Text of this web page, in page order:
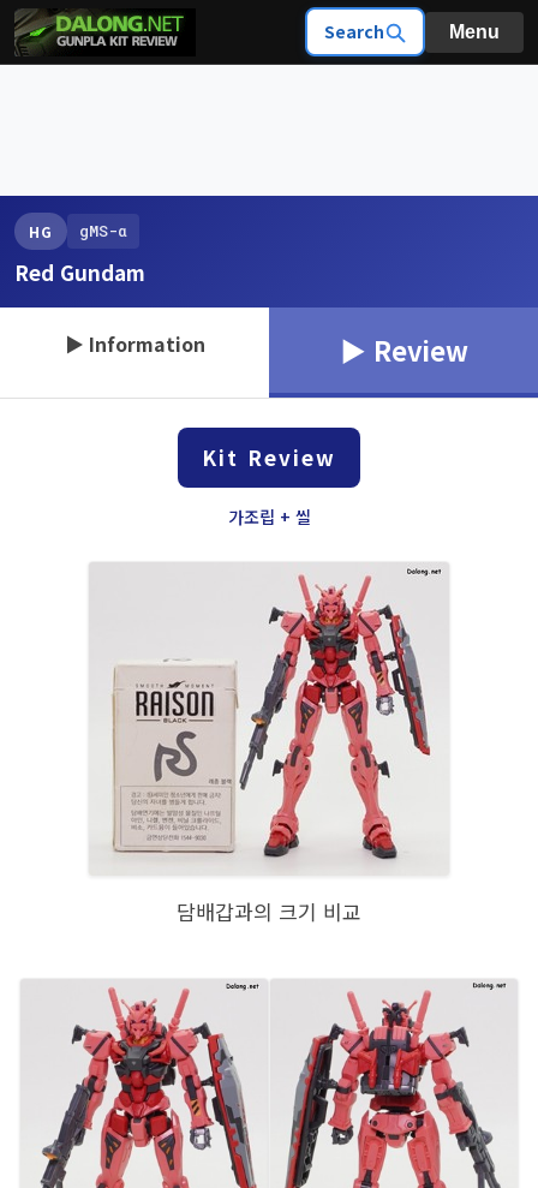
Search Menu
HG gMS-α
Red Gundam
▶ Information ▶ Review
Kit Review
가조립 + 씰
담배갑과의 크기 비교